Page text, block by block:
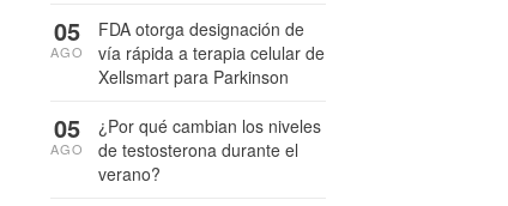
FDA otorga designación de
vía rápida a terapia celular de
Xellsmart para Parkinson
05
AGO
¿Por qué cambian los niveles
de testosterona durante el
verano?
05
AGO